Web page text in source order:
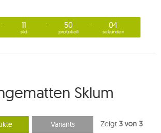
11
std
50
protokoll
04
sekunden
Sklum
Variants Zeigt 3 von 3